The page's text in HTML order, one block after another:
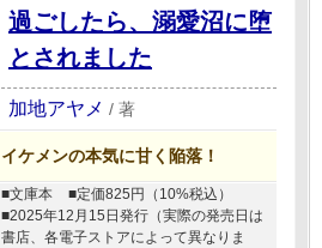
過ごしたら、溺愛沼に堕
とされました
加地アヤメ / 著
イケメンの本気に甘く陥落！
■文庫本
■定価825円（10%税込）
■2025年12月15日発行（実際の発売日は
書店、各電子ストアによって異なりま